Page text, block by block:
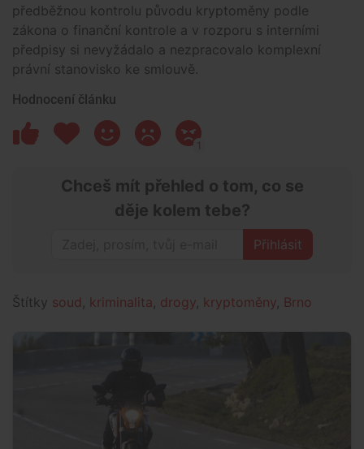
předběžnou kontrolu původu kryptoměny podle
zákona o finanční kontrole a v rozporu s interními
předpisy si nevyžádalo a nezpracovalo komplexní
právní stanovisko ke smlouvě.
Hodnocení článku
1
Chceš mít přehled o tom, co se
děje kolem tebe?
Přihlásit
Štítky soud kriminalita drogy kryptoměny Brno